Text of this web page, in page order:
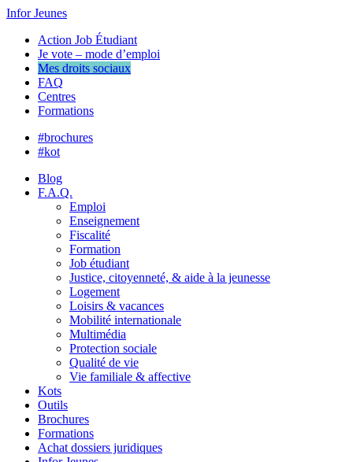
Infor Jeunes
Action Job Étudiant
Je vote – mode d’emploi
Mes droits sociaux
FAQ
Centres
Formations
#brochures
#kot
Blog
F.A.Q.
Emploi
Enseignement
Fiscalité
Formation
Job étudiant
Justice, citoyenneté, & aide à la jeunesse
Logement
Loisirs & vacances
Mobilité internationale
Multimédia
Protection sociale
Qualité de vie
Vie familiale & affective
Kots
Outils
Brochures
Formations
Achat dossiers juridiques